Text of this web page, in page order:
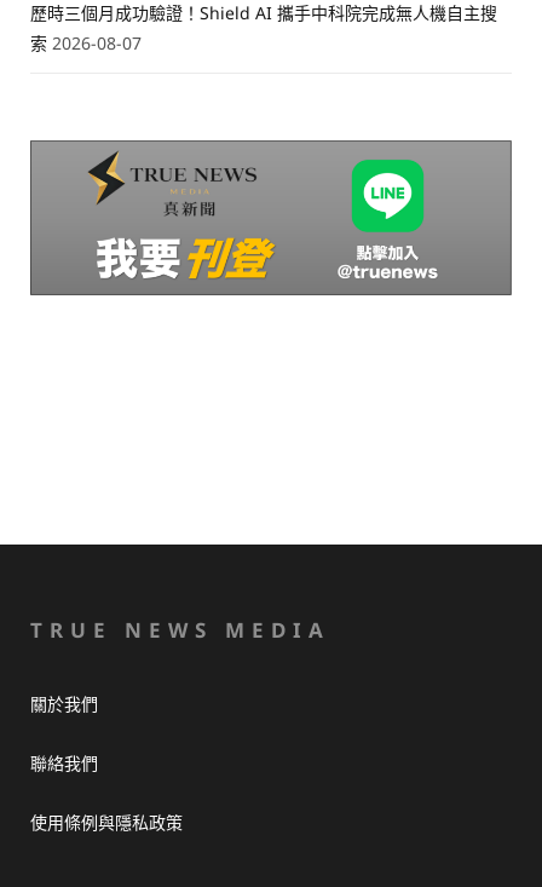
歷時三個月成功驗證！Shield AI 攜手中科院完成無人機自主搜
索 2026-08-07
TRUE NEWS MEDIA
關於我們
聯絡我們
使用條例與隱私政策